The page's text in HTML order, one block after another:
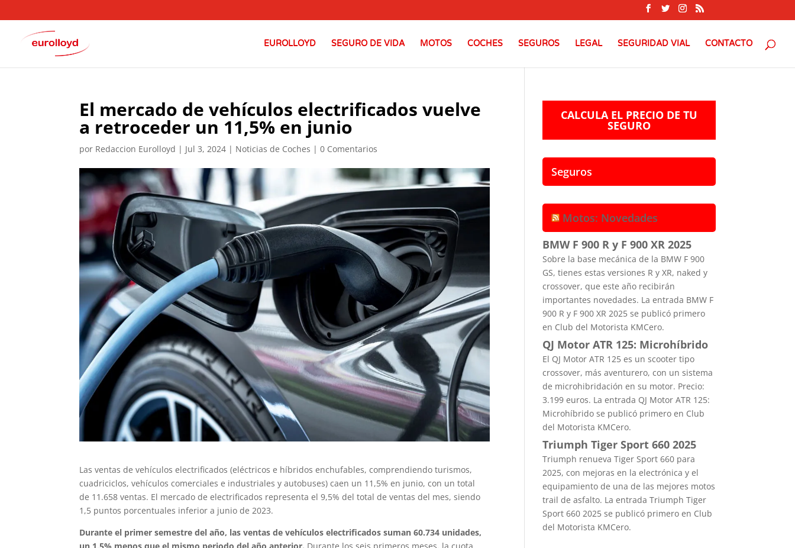
EUROLLOYD SEGURO DE VIDA MOTOS COCHES SEGUROS LEGAL SEGURIDAD VIAL CONTACTO
El mercado de vehículos electrificados vuelve
a retroceder un 11,5% en junio
por Redaccion Eurolloyd | Jul 3, 2024 | Noticias de Coches |0 Comentarios
Las ventas de vehículos electrificados (eléctricos e híbridos enchufables, comprendiendo turismos,
cuadriciclos, vehículos comerciales e industriales y autobuses) caen un 11,5% en junio, con un total
de 11.658 ventas. El mercado de electrificados representa el 9,5% del total de ventas del mes, siendo
1,5 puntos porcentuales inferior a junio de 2023.
Durante el primer semestre del año, las ventas de vehículos electrificados suman 60.734 unidades,
CALCULA EL PRECIO DE TU
SEGURO
Seguros
Motos: Novedades
BMW F 900 R y F 900 XR 2025
Sobre la base mecánica de la BMW F 900
GS, tienes estas versiones R y XR, naked y
crossover, que este año recibirán
importantes novedades. La entrada BMW F
900 R y F 900 XR 2025 se publicó primero
en Club del Motorista KMCero.
QJ Motor ATR 125: Microhíbrido
El QJ Motor ATR 125 es un scooter tipo
crossover, más aventurero, con un sistema
de microhibridación en su motor. Precio:
3.199 euros. La entrada QJ Motor ATR 125:
Microhíbrido se publicó primero en Club
del Motorista KMCero.
Triumph Tiger Sport 660 2025
Triumph renueva Tiger Sport 660 para
2025, con mejoras en la electrónica y el
equipamiento de una de las mejores motos
trail de asfalto. La entrada Triumph Tiger
Sport 660 2025 se publicó primero en Club
del Motorista KMCero.